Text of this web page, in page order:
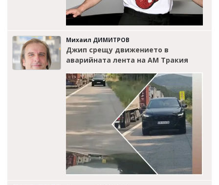
Михаил ДИМИТРОВ
Джип срещу движението в
аварийната лента на АМ Тракия